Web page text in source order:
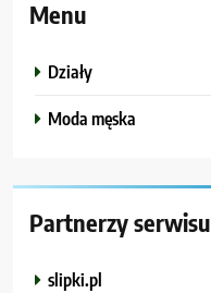
Menu
Działy
Moda męska
Partnerzy serwisu
slipki.pl